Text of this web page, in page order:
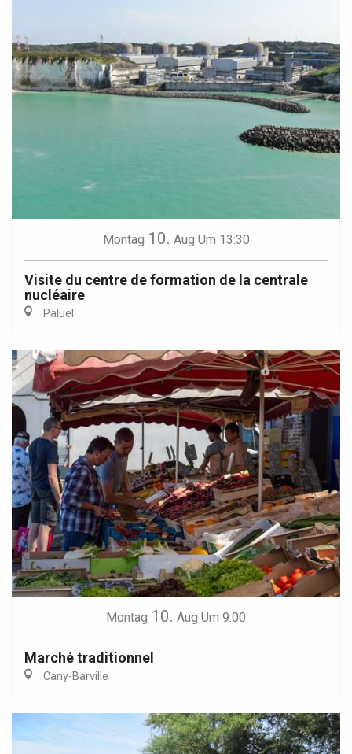
Montag 10. Aug Um 13:30
Visite du centre de formation de la centrale
nucléaire
Paluel
Montag 10. Aug Um 9:00
Marché traditionnel
Cany-Barville